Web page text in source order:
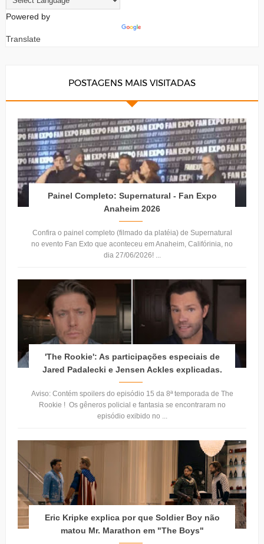
Powered by
Translate
POSTAGENS MAIS VISITADAS
Painel Completo: Supernatural - Fan Expo
Anaheim 2026
Confira o painel completo (filmado da platéia) de Supernatural
no evento Fan Exto que aconteceu em Anaheim, Califórinia, no
dia 27/06/2026! ...
'The Rookie': As participações especiais de
Jared Padalecki e Jensen Ackles explicadas.
Aviso: Contém spoilers do episódio 15 da 8ª temporada de The
Rookie ! Os gêneros policial e fantasia se encontraram no
episódio exibido no ...
Eric Kripke explica por que Soldier Boy não
matou Mr. Marathon em "The Boys"